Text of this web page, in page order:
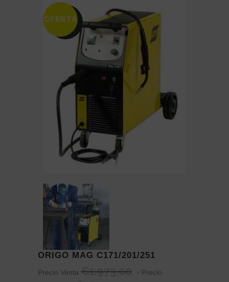
SALE
OFERTA
ORIGO MAG C171/201/251
Precio Venta €1.973,00
- Precio